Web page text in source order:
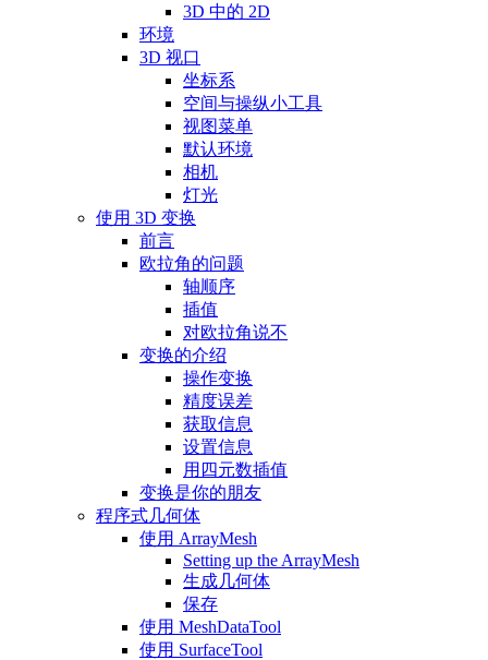
3D 中的 2D
环境
3D 视口
坐标系
空间与操纵小工具
视图菜单
默认环境
相机
灯光
使用 3D 变换
前言
欧拉角的问题
轴顺序
插值
对欧拉角说不
变换的介绍
操作变换
精度误差
获取信息
设置信息
用四元数插值
变换是你的朋友
程序式几何体
使用 ArrayMesh
Setting up the ArrayMesh
生成几何体
保存
使用 MeshDataTool
使用 SurfaceTool